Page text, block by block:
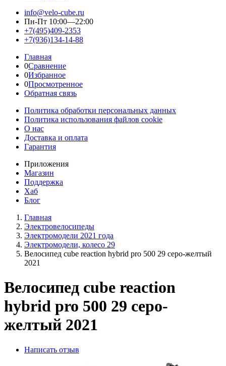
info@velo-cube.ru
Пн-Пт 10:00—22:00
+7(495)409-2353
+7(936)134-14-88
Главная
0Сравнение
0Избранное
0Просмотренное
Обратная связь
Политика обработки персональных данных
Политика использования файлов cookie
О нас
Доставка и оплата
Гарантия
Приложения
Магазин
Поддержка
Хаб
Блог
Главная
Электровелосипеды
Электромодели 2021 года
Электромодели, колесо 29
Велосипед cube reaction hybrid pro 500 29 серо-желтый
2021
Велосипед cube reaction
hybrid pro 500 29 серо-
желтый 2021
Написать отзыв